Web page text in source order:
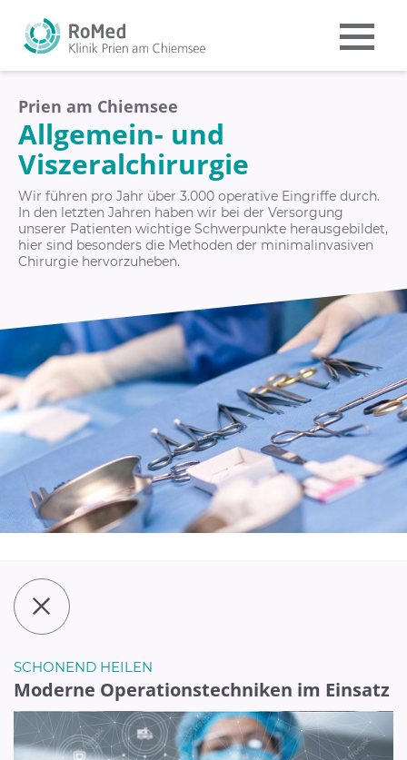
Prien am Chiemsee
Allgemein- und
Viszeralchirurgie
Wir führen pro Jahr über 3.000 operative Eingriffe durch.
In den letzten Jahren haben wir bei der Versorgung
unserer Patienten wichtige Schwerpunkte herausgebildet,
hier sind besonders die Methoden der minimalinvasiven
Chirurgie hervorzuheben.
SCHONEND HEILEN
Moderne Operationstechniken im Einsatz